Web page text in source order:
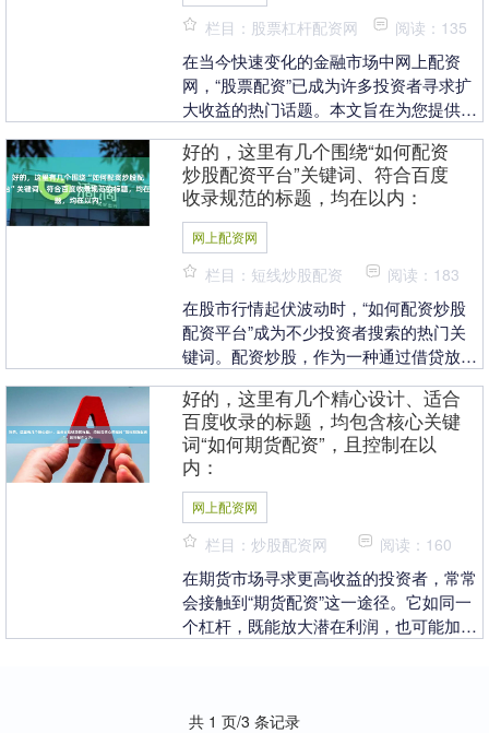
栏目：股票杠杆配资网 阅读：135
在当今快速变化的金融市场中网上配资
网，“股票配资”已成为许多投资者寻求扩
大收益的热门话题。本文旨在为您提供一
解其运作机制、潜....
好的，这里有几个围绕“如何配资
炒股配资平台”关键词、符合百度
收录规范的标题，均在以内：
网上配资网
栏目：短线炒股配资 阅读：183
在股市行情起伏波动时，“如何配资炒股
配资平台”成为不少投资者搜索的热门关
键词。配资炒股，作为一种通过借贷放大
似是快速获利的捷....
好的，这里有几个精心设计、适合
百度收录的标题，均包含核心关键
词“如何期货配资”，且控制在以
内：
网上配资网
栏目：炒股配资网 阅读：160
在期货市场寻求更高收益的投资者，常常
会接触到“期货配资”这一途径。它如同一
个杠杆，既能放大潜在利润，也可能加剧
共 1 页/3 条记录